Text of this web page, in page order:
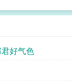
好气色